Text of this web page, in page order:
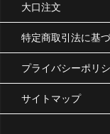
大口注文
特定商取引法に基
プライバシーポリ
サイトマップ